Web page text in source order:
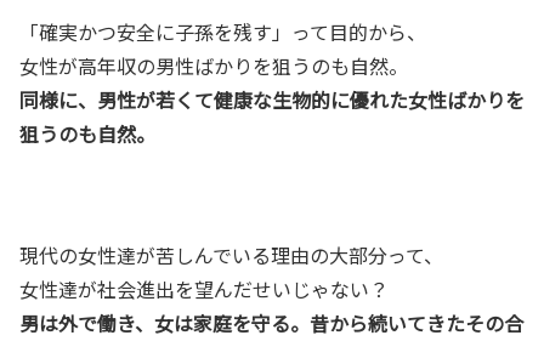
「確実かつ安全に子孫を残す」って目的から、
女性が高年収の男性ばかりを狙うのも自然。
同様に、男性が若くて健康な生物的に優れた女性ばかりを
狙うのも自然。
現代の女性達が苦しんでいる理由の大部分って、
女性達が社会進出を望んだせいじゃない？
男は外で働き、女は家庭を守る。昔から続いてきたその合